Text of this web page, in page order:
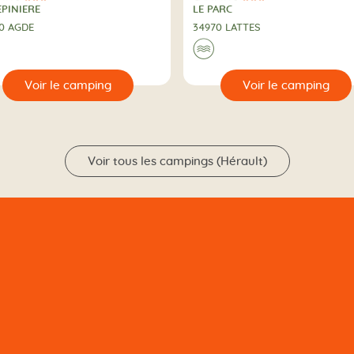
AGDE
bord de l'eau
3 Étoiles
CAMPING
LE PARC
34970 LATTES
Au bord de l'eau
🌊
Voir le camping 🔍 Voir le
Voir tous les campings (Hérault)